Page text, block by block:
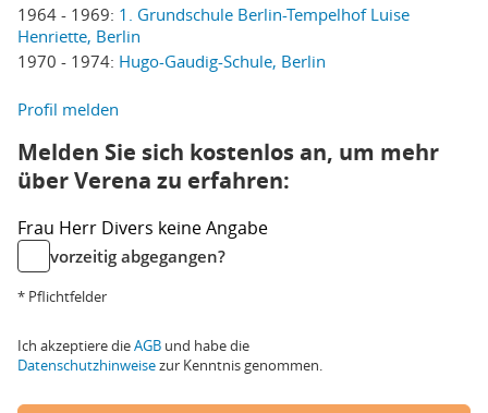
1964 - 1969: 1. Grundschule Berlin-Tempelhof Luise
Henriette, Berlin
1970 - 1974: Hugo-Gaudig-Schule, Berlin
Profil melden
Melden Sie sich kostenlos an, um mehr
über Verena zu erfahren:
Frau Herr Divers keine Angabe
vorzeitig abgegangen?
* Pflichtfelder
Ich akzeptiere dieAGB und habe die
Datenschutzhinweisezur Kenntnis genommen.